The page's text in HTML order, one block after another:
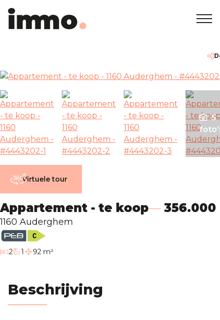
Te koop
Te huur
Nieuwbouw
Blog
Contact
Evaluatie
Appartement - te koop 356.000
1160 Auderghem
2slaapkamers
1
badkamer
92 m²
Virtuele tour
5
Beschrijving